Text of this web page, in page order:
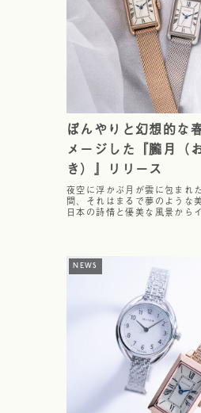
ぼんやりと幻想的な
メージした『朧月（
き）』リリース
夜空に浮かぶ月が雲に包まれ
間、それはまるで夢のような
日本の詩情と優美な風景から
れた美しさと精巧なデザイン
ブ...
NEWS